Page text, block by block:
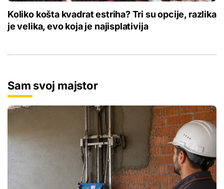
Koliko košta kvadrat estriha? Tri su opcije, razlika
je velika, evo koja je najisplativija
Sam svoj majstor